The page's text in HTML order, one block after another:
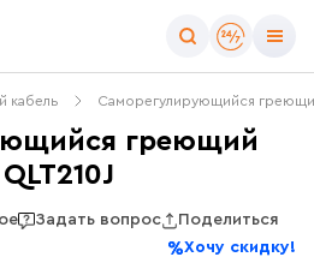
кабель Саморегулирующийся
греющий
Задать вопрос
Поделиться
Хочу скидку!